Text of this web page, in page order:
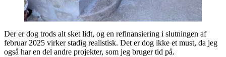
Der er dog trods alt sket lidt, og en refinansiering i slutningen af
februar 2025 virker stadig realistisk. Det er dog ikke et must, da jeg
også har en del andre projekter, som jeg bruger tid på.